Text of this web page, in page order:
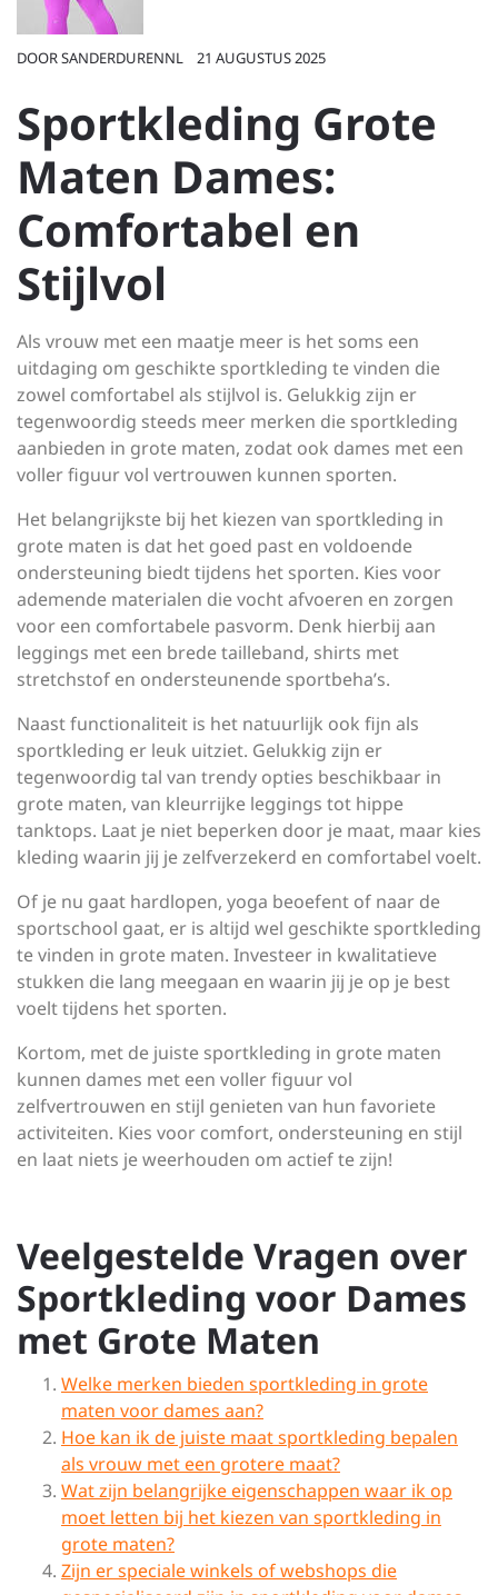
DOORSANDERDURENNL 21 AUGUSTUS 2025
Sportkleding Grote
Maten Dames:
Comfortabel en
Stijlvol
Als vrouw met een maatje meer is het soms een
uitdaging om geschikte sportkleding te vinden die
zowel comfortabel als stijlvol is. Gelukkig zijn er
tegenwoordig steeds meer merken die sportkleding
aanbieden in grote maten, zodat ook dames met een
voller figuur vol vertrouwen kunnen sporten.
Het belangrijkste bij het kiezen van sportkleding in
grote maten is dat het goed past en voldoende
ondersteuning biedt tijdens het sporten. Kies voor
ademende materialen die vocht afvoeren en zorgen
voor een comfortabele pasvorm. Denk hierbij aan
leggings met een brede tailleband, shirts met
stretchstof en ondersteunende sportbeha’s.
Naast functionaliteit is het natuurlijk ook fijn als
sportkleding er leuk uitziet. Gelukkig zijn er
tegenwoordig tal van trendy opties beschikbaar in
grote maten, van kleurrijke leggings tot hippe
tanktops. Laat je niet beperken door je maat, maar kies
kleding waarin jij je zelfverzekerd en comfortabel voelt.
Of je nu gaat hardlopen, yoga beoefent of naar de
sportschool gaat, er is altijd wel geschikte sportkleding
te vinden in grote maten. Investeer in kwalitatieve
stukken die lang meegaan en waarin jij je op je best
voelt tijdens het sporten.
Kortom, met de juiste sportkleding in grote maten
kunnen dames met een voller figuur vol
zelfvertrouwen en stijl genieten van hun favoriete
activiteiten. Kies voor comfort, ondersteuning en stijl
en laat niets je weerhouden om actief te zijn!
Veelgestelde Vragen over
Sportkleding voor Dames
met Grote Maten
Welke merken bieden sportkleding in grote
maten voor dames aan?
Hoe kan ik de juiste maat sportkleding bepalen
als vrouw met een grotere maat?
Wat zijn belangrijke eigenschappen waar ik op
moet letten bij het kiezen van sportkleding in
grote maten?
Zijn er speciale winkels of webshops die